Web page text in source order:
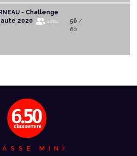
- Challenge
2020
avec
56 /
60
MINI